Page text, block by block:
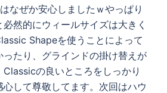
なぜか安心しましたｗやっぱり
然的にウィールサイズは大きく
Shapeを使うことによって
ったり、グラインドの掛け替えが
Classicの良いところをしっかり
して尊敬してます。次回はハウ